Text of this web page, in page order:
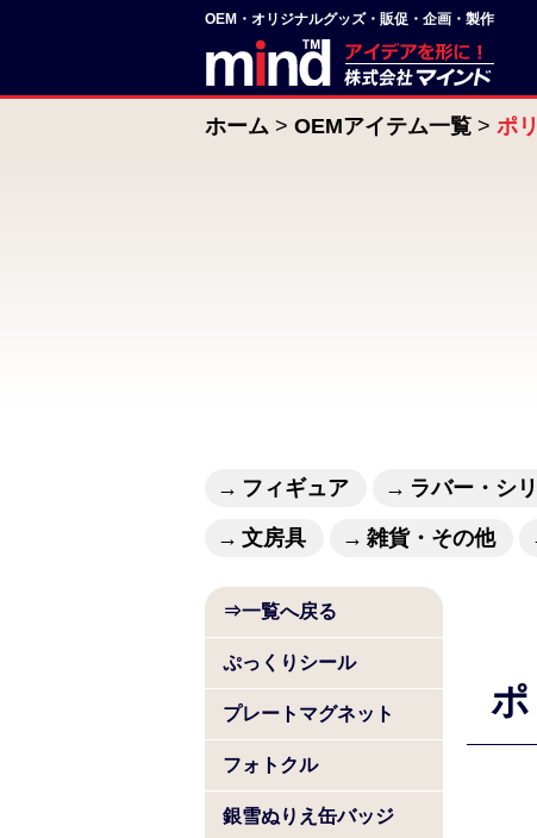
OEM・オリジナルグッズ・販促・企画・製作
ホーム OEMアイテム一覧 ポ
フィギュア ラバー・シ
文房具 雑貨・その他
⇒一覧へ戻る
ぷっくりシール
プレートマグネット
フォトクル
銀雪ぬりえ缶バッジ